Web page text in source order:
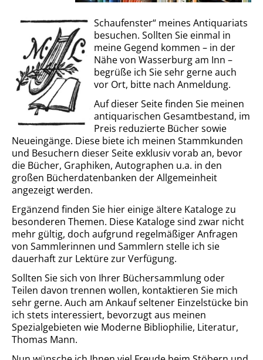
Schaufenster“ meines Antiquariats
besuchen. Sollten Sie einmal in
meine Gegend kommen – in der
Nähe von Wasserburg am Inn –
begrüße ich Sie sehr gerne auch
vor Ort, bitte nach Anmeldung.
Auf dieser Seite finden Sie meinen
antiquarischen Gesamtbestand, im
Preis reduzierte Bücher sowie
Neueingänge. Diese biete ich meinen Stammkunden
und Besuchern dieser Seite exklusiv vorab an, bevor
die Bücher, Graphiken, Autographen u.a. in den
großen Bücherdatenbanken der Allgemeinheit
angezeigt werden.
Ergänzend finden Sie hier einige ältere Kataloge zu
besonderen Themen. Diese Kataloge sind zwar nicht
mehr gültig, doch aufgrund regelmäßiger Anfragen
von Sammlerinnen und Sammlern stelle ich sie
dauerhaft zur Lektüre zur Verfügung.
Sollten Sie sich von Ihrer Büchersammlung oder
Teilen davon trennen wollen, kontaktieren Sie mich
sehr gerne. Auch am Ankauf seltener Einzelstücke bin
ich stets interessiert, bevorzugt aus meinen
Spezialgebieten wie Moderne Bibliophilie, Literatur,
Thomas Mann.